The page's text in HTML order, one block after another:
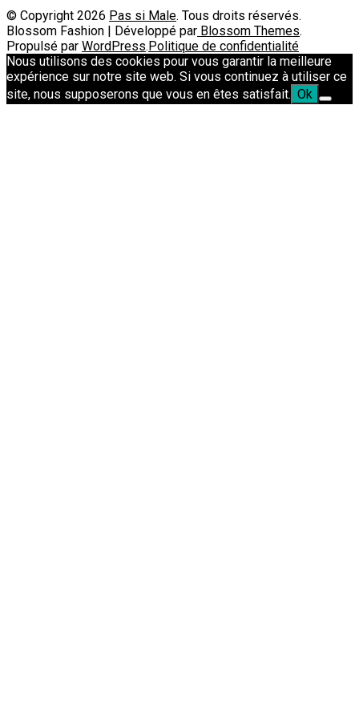
© Copyright 2026 Pas si Male. Tous droits réservés.
Blossom Fashion | Développé par Blossom Themes.
Propulsé par WordPress.Politique de confidentialité
Nous utilisons des cookies pour vous garantir la meilleure
expérience sur notre site web. Si vous continuez à utiliser ce
site, nous supposerons que vous en êtes satisfait. Ok